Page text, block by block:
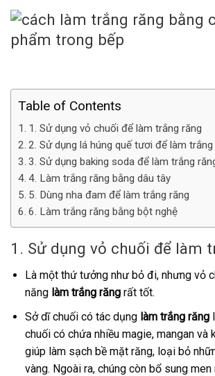
Table of Contents
1. Sử dụng vỏ chuối để làm trắng răng
2. Sử dụng lá húng quế tươi để làm trắng
3. Sử dụng baking soda để làm trắng
4. Làm trắng răng bằng dâu tây
5. Dùng nha đam để làm trắng răng
6. Làm trắng răng bằng bột nghệ
1. Sử dụng vỏ chuối để làm
Là một thứ tưởng như bỏ đi, nhưng vỏ
năng làm trắng răngrất tốt.
Sở dĩ chuối có tác dụng làm trắng răng
chuối có chứa nhiều magie, mangan và
giúp làm sạch bề mặt răng, loại bỏ
vàng. Ngoài ra, chúng còn bổ sung